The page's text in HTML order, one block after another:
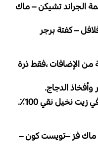
الجراند تشيكن – ماك
– كفتة برجر
100٪: خالية من الإضافات ،فقط ذرة
ماك فز –تويست كون –